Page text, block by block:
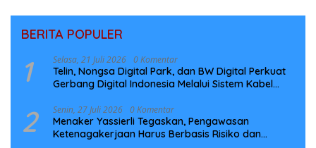
BERITA POPULER
1 Selasa, 21 Juli 2026 0 Komentar
Telin, Nongsa Digital Park, dan BW Digital Perkuat
Gerbang Digital Indonesia Melalui Sistem Kabel
2 Senin, 27 Juli 2026 0 Komentar
Menaker Yassierli Tegaskan, Pengawasan
Ketenagakerjaan Harus Berbasis Risiko dan